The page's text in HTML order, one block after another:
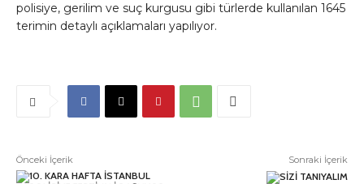
polisiye, gerilim ve suç kurgusu gibi türlerde kullanılan 1645
terimin detaylı açıklamaları yapılıyor.
Önceki İçerik Sonraki İçerik